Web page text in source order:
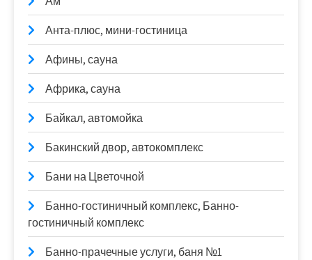
Анта-плюс, мини-гостиница
Афины, сауна
Африка, сауна
Байкал, автомойка
Бакинский двор, автокомплекс
Бани на Цветочной
Банно-гостиничный комплекс, Банно-
гостиничный комплекс
Банно-прачечные услуги, баня №1